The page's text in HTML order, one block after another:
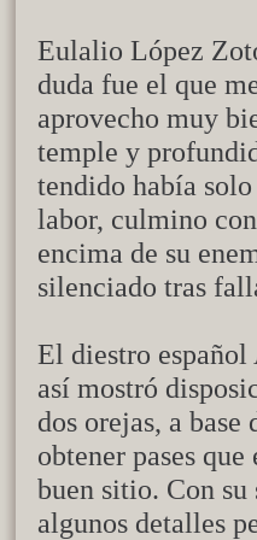
Eulalio López
duda fue el que
aprovecho muy
temple y
tendido había
labor, culmino
encima de su
silenciado tras
El diestro
así mostró
dos orejas, a
obtener pases
buen sitio. Con su
algunos detalles